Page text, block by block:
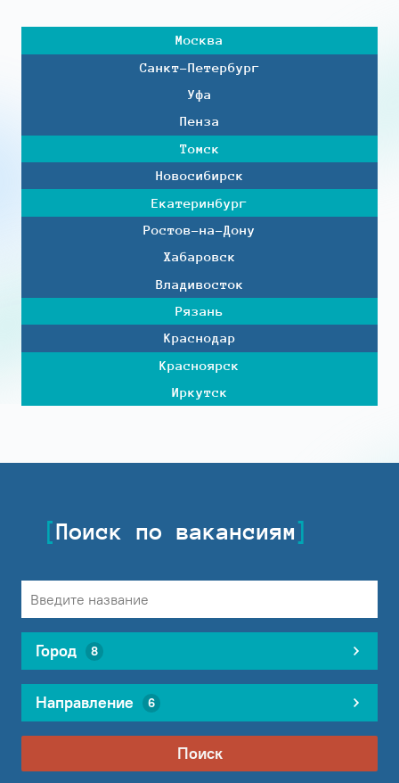
Москва
Санкт-Петербург
Уфа
Пенза
Томск
Новосибирск
Екатеринбург
Ростов-на-Дону
Хабаровск
Владивосток
Рязань
Краснодар
Красноярск
Иркутск
Поиск по вакансиям
Город 8
Направление 6
Поиск